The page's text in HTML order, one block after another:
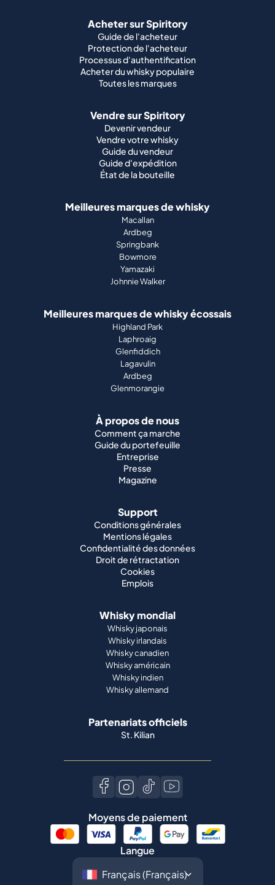
Acheter sur Spiritory
Guide de l'acheteur
Protection de l'acheteur
Processus d'authentification
Acheter du whisky populaire
Toutes les marques
Vendre sur Spiritory
Devenir vendeur
Vendre votre whisky
Guide du vendeur
Guide d'expédition
État de la bouteille
Meilleures marques de whisky
Macallan
Ardbeg
Springbank
Bowmore
Yamazaki
Johnnie Walker
Meilleures marques de whisky écossais
Highland Park
Laphroaig
Glenfiddich
Lagavulin
Ardbeg
Glenmorangie
À propos de nous
Comment ça marche
Guide du portefeuille
Entreprise
Presse
Magazine
Support
Conditions générales
Mentions légales
Confidentialité des données
Droit de rétractation
Cookies
Emplois
Whisky mondial
Whisky japonais
Whisky irlandais
Whisky canadien
Whisky américain
Whisky indien
Whisky allemand
Partenariats officiels
St. Kilian
Moyens de paiement
Langue